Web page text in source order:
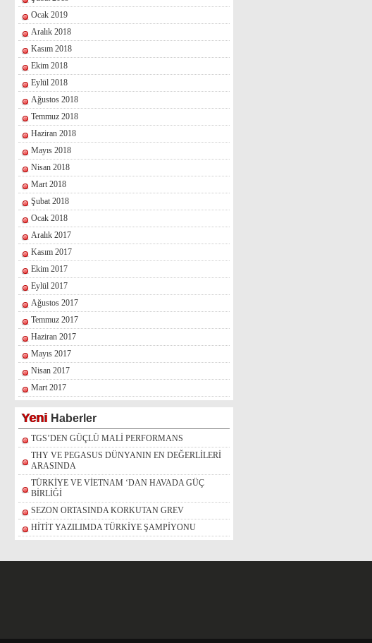
Ocak 2019
Aralık 2018
Kasım 2018
Ekim 2018
Eylül 2018
Ağustos 2018
Temmuz 2018
Haziran 2018
Mayıs 2018
Nisan 2018
Mart 2018
Şubat 2018
Ocak 2018
Aralık 2017
Kasım 2017
Ekim 2017
Eylül 2017
Ağustos 2017
Temmuz 2017
Haziran 2017
Mayıs 2017
Nisan 2017
Mart 2017
Yeni Haberler
TGS’DEN GÜÇLÜ MALİ PERFORMANS
THY VE PEGASUS DÜNYANIN EN DEĞERLİLERİ
ARASINDA
TÜRKİYE VE VİETNAM ‘DAN HAVADA GÜÇ
BİRLİĞİ
SEZON ORTASINDA KORKUTAN GREV
HİTİT YAZILIMDA TÜRKİYE ŞAMPİYONU